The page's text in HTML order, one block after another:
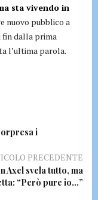
sta vivendo in
nuovo pubblico a
fin dalla prima
l’ultima parola.
i
PRECEDENTE
Axel svela tutto, ma
“Però pure io…”